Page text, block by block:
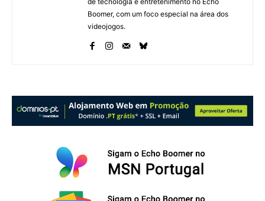
Boomer, com um foco especial na área dos
videojogos.